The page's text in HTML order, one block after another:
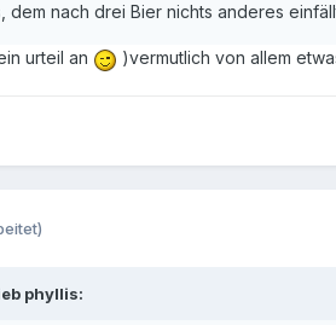
nach drei Bier nichts anderes
urteil an )vermutlich von allem
phyllis: